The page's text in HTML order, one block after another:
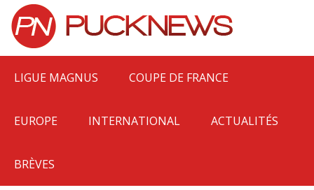
LIGUE MAGNUS COUPE DE FRANCE
EUROPE INTERNATIONAL ACTUALITÉS
BRÈVES